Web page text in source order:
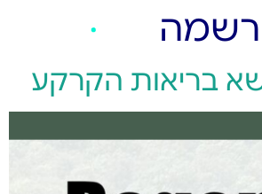
בריאות הקרקע